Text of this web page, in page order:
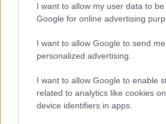
I want to allow my user data to
Google for online advertising
I want to allow Google to send me
personalized advertising.
I want to allow Google to enable
related to analytics like cookies
device identifiers in apps.
Στην Κατηγορία:ΠΑΙΔΕΙΑ